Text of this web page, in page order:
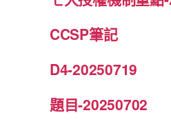
CCSP筆記
D4-20250719
題目-20250702